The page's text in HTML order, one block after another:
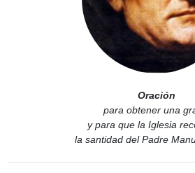
Oración
para obtener una
y para que la Iglesia
la santidad del Padre